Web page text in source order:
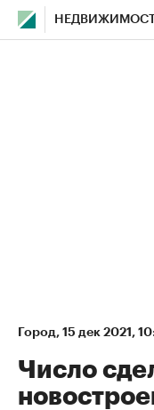
Город⁠, 15 дек 2021,
Число